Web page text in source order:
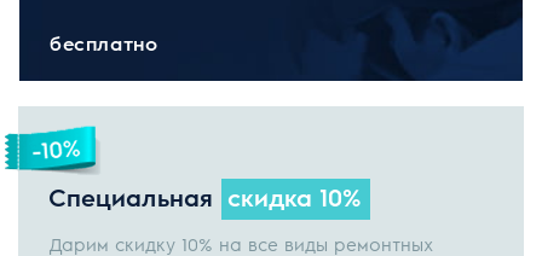
бесплатно
Специальная скидка 10%
Дарим скидку 10% на все виды ремонтных